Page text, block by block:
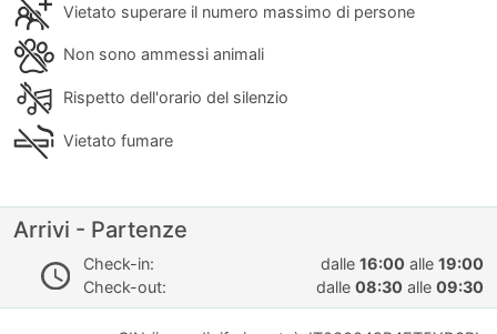
Vietato superare il numero massimo di persone
Non sono ammessi animali
Rispetto dell'orario del silenzio
Vietato fumare
Arrivi - Partenze
Check-in: dalle 16:00 alle 19:00
Check-out:
dalle 08:30 alle 09:30